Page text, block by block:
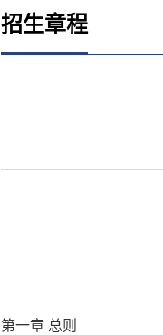
招生章程
第一章 总则